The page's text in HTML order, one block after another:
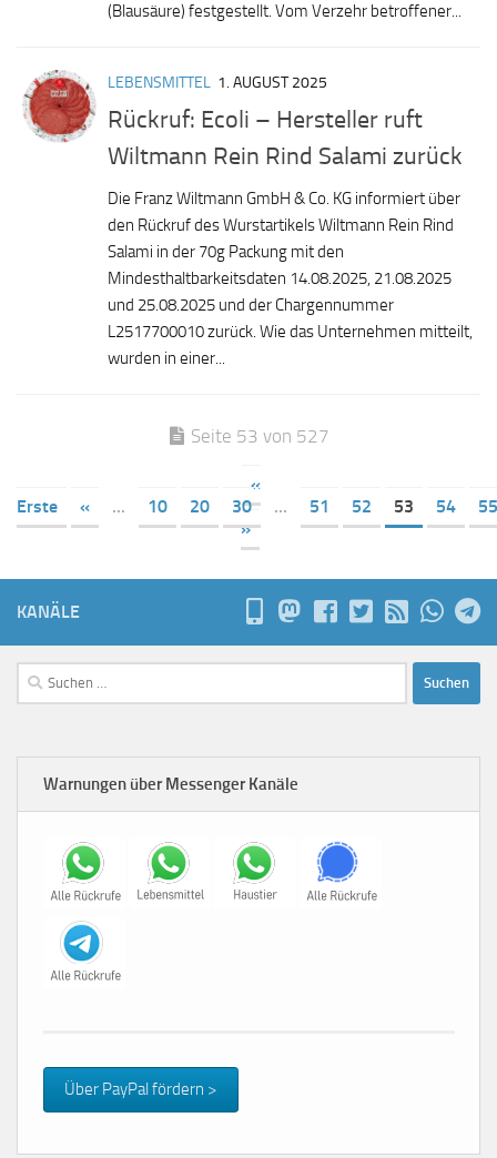
(Blausäure) festgestellt. Vom Verzehr betroffener...
LEBENSMITTEL 1. AUGUST 2025
Rückruf: Ecoli – Hersteller ruft
Wiltmann Rein Rind Salami zurück
Die Franz Wiltmann GmbH & Co. KG informiert über
den Rückruf des Wurstartikels Wiltmann Rein Rind
Salami in der 70g Packung mit den
Mindesthaltbarkeitsdaten 14.08.2025, 21.08.2025
und 25.08.2025 und der Chargennummer
L2517700010 zurück. Wie das Unternehmen mitteilt,
wurden in einer...
Seite 53 von 527
«
Erste
« ... 10 20 30 ... 51 52 53 54
55
»
KANÄLE
Suchen
nach:
Warnungen über Messenger Kanäle
Über PayPal fördern >